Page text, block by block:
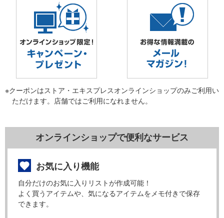
※クーポンはストア・エキスプレスオンラインショップのみご利用い
ただけます。店舗ではご利用になれません。
オンラインショップで便利なサービス
お気に入り機能
自分だけのお気に入りリストが作成可能！
よく買うアイテムや、気になるアイテムをメモ付きで保存
できます。